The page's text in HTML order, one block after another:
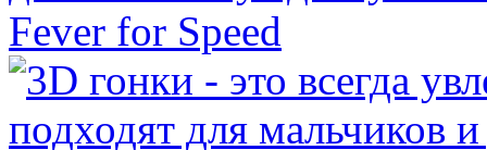
Fever for Speed